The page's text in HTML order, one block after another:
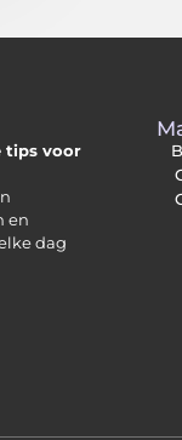
tips voor
en
dag